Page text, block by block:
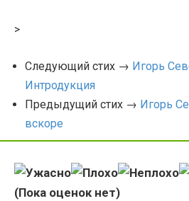
>
Следующий стих → Игорь
Интродукция
Предыдущий стих → Игорь
вскоре
(Пока оценок нет)